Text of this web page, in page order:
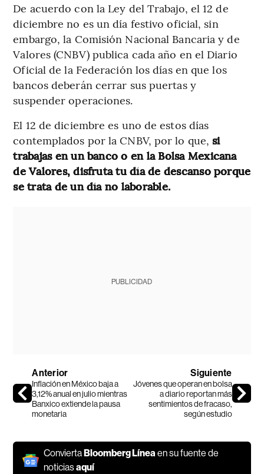
De acuerdo con la Ley del Trabajo, el 12 de
diciembre no es un día festivo oficial, sin
embargo, la Comisión Nacional Bancaria y de
Valores (CNBV) publica cada año en el Diario
Oficial de la Federación los días en que los
bancos deberán cerrar sus puertas y
suspender operaciones.
El 12 de diciembre es uno de estos días
contemplados por la CNBV, por lo que,si
trabajas en un banco o en la Bolsa Mexicana
de Valores, disfruta tu día de descanso porque
se trata de un día no laborable.
PUBLICIDAD
Anterior
Inflación en México baja a
3,12% anual en julio mientras
Banxico extiende la pausa
monetaria
Siguiente
Jóvenes que operan en bolsa
a diario reportan más
sentimientos de fracaso,
según estudio
ConviertaBloomberg Líneaen su fuente de
noticiasaquí